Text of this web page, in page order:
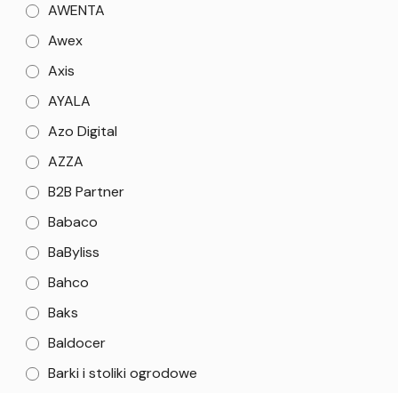
AWENTA
Awex
Axis
AYALA
Azo Digital
AZZA
B2B Partner
Babaco
BaByliss
Bahco
Baks
Baldocer
Barki i stoliki ogrodowe